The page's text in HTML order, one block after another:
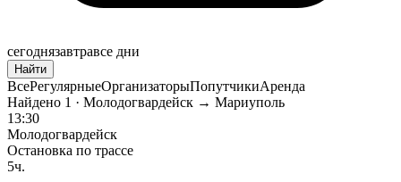
сегоднязавтравсе дни
Найти
ВсеРегулярныеОрганизаторыПопутчикиАренда
Найдено 1 · Молодогвардейск → Мариуполь
13:30
Молодогвардейск
Остановка по трассе
5ч.